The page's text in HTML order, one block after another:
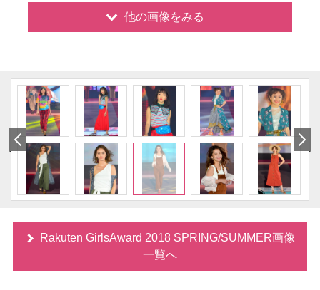
他の画像をみる
Rakuten GirlsAward 2018 SPRING/SUMMER画像
一覧へ